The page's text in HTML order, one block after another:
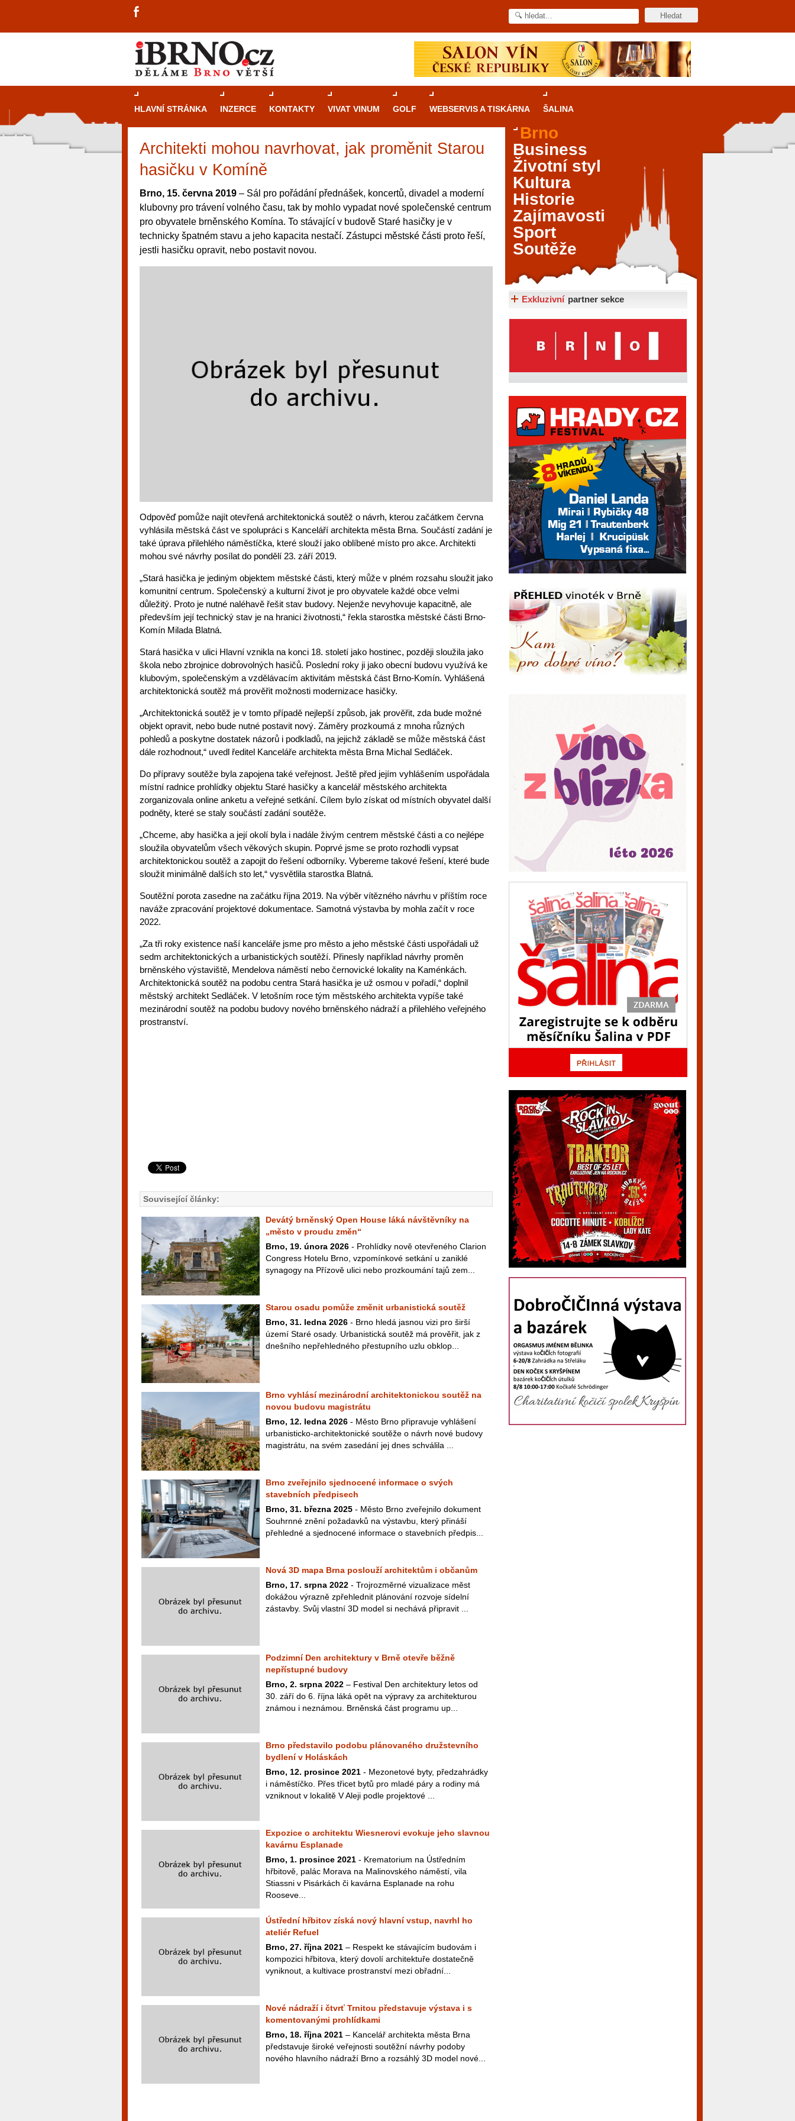
HLAVNÍ STRÁNKA INZERCE KONTAKTY VIVAT VINUM GOLF WEBSERVIS A TISKÁRNA ŠALINA
Architekti mohou navrhovat, jak proměnit Starou
hasičku v Komíně
Brno, 15. června 2019 – Sál pro pořádání přednášek, koncertů, divadel a moderní
klubovny pro trávení volného času, tak by mohlo vypadat nové společenské centrum
pro obyvatele brněnského Komína. To stávající v budově Staré hasičky je v
technicky špatném stavu a jeho kapacita nestačí. Zástupci městské části proto řeší,
jestli hasičku opravit, nebo postavit novou.
Odpověď pomůže najít otevřená architektonická soutěž o návrh, kterou začátkem června
vyhlásila městská část ve spolupráci s Kanceláří architekta města Brna. Součástí zadání je
také úprava přilehlého náměstíčka, které slouží jako oblíbené místo pro akce. Architekti
mohou své návrhy posílat do pondělí 23. září 2019.
„Stará hasička je jediným objektem městské části, který může v plném rozsahu sloužit jako
komunitní centrum. Společenský a kulturní život je pro obyvatele každé obce velmi
důležitý. Proto je nutné naléhavě řešit stav budovy. Nejenže nevyhovuje kapacitně, ale
především její technický stav je na hranici životnosti,“ řekla starostka městské části Brno-
Komín Milada Blatná.
Stará hasička v ulici Hlavní vznikla na konci 18. století jako hostinec, později sloužila jako
škola nebo zbrojnice dobrovolných hasičů. Poslední roky ji jako obecní budovu využívá ke
klubovým, společenským a vzdělávacím aktivitám městská část Brno-Komín. Vyhlášená
architektonická soutěž má prověřit možnosti modernizace hasičky.
„Architektonická soutěž je v tomto případě nejlepší způsob, jak prověřit, zda bude možné
objekt opravit, nebo bude nutné postavit nový. Záměry prozkoumá z mnoha různých
pohledů a poskytne dostatek názorů i podkladů, na jejichž základě se může městská část
dále rozhodnout,“ uvedl ředitel Kanceláře architekta města Brna Michal Sedláček.
Do přípravy soutěže byla zapojena také veřejnost. Ještě před jejím vyhlášením uspořádala
místní radnice prohlídky objektu Staré hasičky a kancelář městského architekta
zorganizovala online anketu a veřejné setkání. Cílem bylo získat od místních obyvatel další
podněty, které se staly součástí zadání soutěže.
„Chceme, aby hasička a její okolí byla i nadále živým centrem městské části a co nejlépe
sloužila obyvatelům všech věkových skupin. Poprvé jsme se proto rozhodli vypsat
architektonickou soutěž a zapojit do řešení odborníky. Vybereme takové řešení, které bude
sloužit minimálně dalších sto let,“ vysvětlila starostka Blatná.
Soutěžní porota zasedne na začátku října 2019. Na výběr vítězného návrhu v příštím roce
naváže zpracování projektové dokumentace. Samotná výstavba by mohla začít v roce
2022.
„Za tři roky existence naší kanceláře jsme pro město a jeho městské části uspořádali už
sedm architektonických a urbanistických soutěží. Přinesly například návrhy proměn
brněnského výstaviště, Mendelova náměstí nebo černovické lokality na Kaménkách.
Architektonická soutěž na podobu centra Stará hasička je už osmou v pořadí,“ doplnil
městský architekt Sedláček. V letošním roce tým městského architekta vypíše také
mezinárodní soutěž na podobu budovy nového brněnského nádraží a přilehlého veřejného
prostranství.
Související články:
Devátý brněnský Open House láká návštěvníky na
„město v proudu změn“
Brno, 19. února 2026 - Prohlídky nově otevřeného Clarion
Congress Hotelu Brno, vzpomínkové setkání u zaniklé
synagogy na Přízově ulici nebo prozkoumání tajů zem...
Starou osadu pomůže změnit urbanistická soutěž
Brno, 31. ledna 2026 - Brno hledá jasnou vizi pro širší
území Staré osady. Urbanistická soutěž má prověřit, jak z
dnešního nepřehledného přestupního uzlu obklop...
Brno vyhlásí mezinárodní architektonickou soutěž na
novou budovu magistrátu
Brno, 12. ledna 2026 - Město Brno připravuje vyhlášení
urbanisticko-architektonické soutěže o návrh nové budovy
magistrátu, na svém zasedání jej dnes schválila ...
Brno zveřejnilo sjednocené informace o svých
stavebních předpisech
Brno, 31. března 2025 - Město Brno zveřejnilo dokument
Souhrnné znění požadavků na výstavbu, který přináší
přehledné a sjednocené informace o stavebních předpis...
Nová 3D mapa Brna poslouží architektům i občanům
Brno, 17. srpna 2022 - Trojrozměrné vizualizace měst
dokážou výrazně zpřehlednit plánování rozvoje sídelní
zástavby. Svůj vlastní 3D model si nechává připravit ...
Podzimní Den architektury v Brně otevře běžně
nepřístupné budovy
Brno, 2. srpna 2022 – Festival Den architektury letos od
30. září do 6. října láká opět na výpravy za architekturou
známou i neznámou. Brněnská část programu up...
Brno představilo podobu plánovaného družstevního
bydlení v Holáskách
Brno, 12. prosince 2021 - Mezonetové byty, předzahrádky
i náměstíčko. Přes třicet bytů pro mladé páry a rodiny má
vzniknout v lokalitě V Aleji podle projektové ...
Expozice o architektu Wiesnerovi evokuje jeho slavnou
kavárnu Esplanade
Brno, 1. prosince 2021 - Krematorium na Ústředním
hřbitově, palác Morava na Malinovského náměstí, vila
Stiassni v Pisárkách či kavárna Esplanade na rohu
Rooseve...
Ústřední hřbitov získá nový hlavní vstup, navrhl ho
ateliér Refuel
Brno, 27. října 2021 – Respekt ke stávajícím budovám i
kompozici hřbitova, který dovolí architektuře dostatečně
vyniknout, a kultivace prostranství mezi obřadní...
Nové nádraží i čtvrť Trnitou představuje výstava i s
komentovanými prohlídkami
Brno, 18. října 2021 – Kancelář architekta města Brna
představuje široké veřejnosti soutěžní návrhy podoby
nového hlavního nádraží Brno a rozsáhlý 3D model nové...
Průvodce
kasinovými hrami v Brně: Od
Brno je městem známým pro zajímavé památky, skvělé
restaurace, divadla a univerzity. Mimo jiné je ale také
místem, kde si můžete legálně a bezpečně vyzkoušet
různé kasinové hry. V neustále kvetoucí moravské
metropoli naleznete širokou nabídku her od klasické
rulety až po moderní automaty jak pro pravidelné
Brno
Business
Životní styl
Kultura
Historie
Zajímavosti
Sport
Soutěže
Exkluzivní partner sekce